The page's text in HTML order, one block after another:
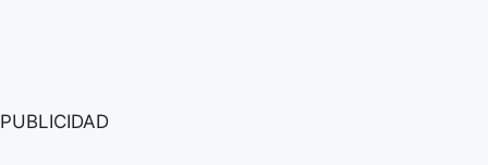
PUBLICIDAD